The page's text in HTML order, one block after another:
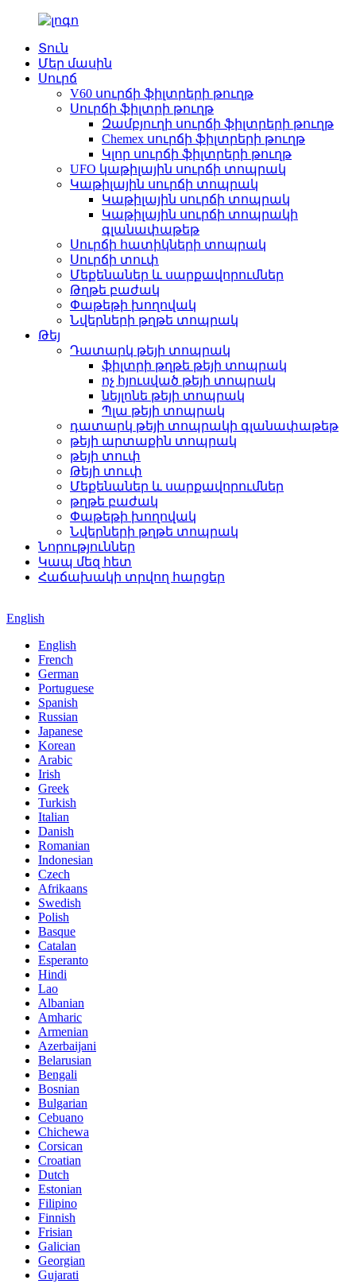
Տուն
Մեր մասին
Սուրճ
V60 սուրճի ֆիլտրերի թուղթ
Սուրճի ֆիլտրի թուղթ
Զամբյուղի սուրճի ֆիլտրերի թուղթ
Chemex սուրճի ֆիլտրերի թուղթ
Կլոր սուրճի ֆիլտրերի թուղթ
UFO կաթիլային սուրճի տոպրակ
Կաթիլային սուրճի տոպրակ
Կաթիլային սուրճի տոպրակ
Կաթիլային սուրճի տոպրակի
գլանափաթեթ
Սուրճի հատիկների տոպրակ
Սուրճի տուփ
Մեքենաներ և սարքավորումներ
Թղթե բաժակ
Փաթեթի խողովակ
Նվերների թղթե տոպրակ
Թեյ
Դատարկ թեյի տոպրակ
ֆիլտրի թղթե թեյի տոպրակ
ոչ հյուսված թեյի տոպրակ
նեյլոնե թեյի տոպրակ
Պլա թեյի տոպրակ
դատարկ թեյի տոպրակի գլանափաթեթ
թեյի արտաքին տոպրակ
թեյի տուփ
Թեյի տուփ
Մեքենաներ և սարքավորումներ
թղթե բաժակ
Փաթեթի խողովակ
Նվերների թղթե տոպրակ
Նորություններ
Կապ մեզ հետ
Հաճախակի տրվող հարցեր
English
English
French
German
Portuguese
Spanish
Russian
Japanese
Korean
Arabic
Irish
Greek
Turkish
Italian
Danish
Romanian
Indonesian
Czech
Afrikaans
Swedish
Polish
Basque
Catalan
Esperanto
Hindi
Lao
Albanian
Amharic
Armenian
Azerbaijani
Belarusian
Bengali
Bosnian
Bulgarian
Cebuano
Chichewa
Corsican
Croatian
Dutch
Estonian
Filipino
Finnish
Frisian
Galician
Georgian
Gujarati